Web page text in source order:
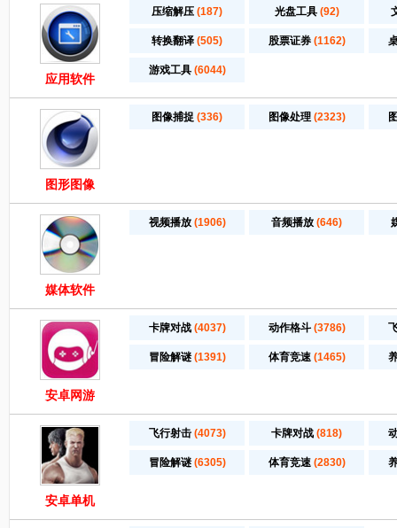
应用软件
压缩解压 (187) 光盘工具 (92)
转换翻译 (505) 股票证券 (1162)
游戏工具 (6044)
图形图像
图像捕捉 (336) 图像处理 (2323)
媒体软件
视频播放 (1906) 音频播放 (646)
安卓网游
卡牌对战 (4037) 动作格斗 (3786)
冒险解谜 (1391) 体育竞速 (1465)
安卓单机
飞行射击 (4073) 卡牌对战 (818)
冒险解谜 (6305) 体育竞速 (2830)